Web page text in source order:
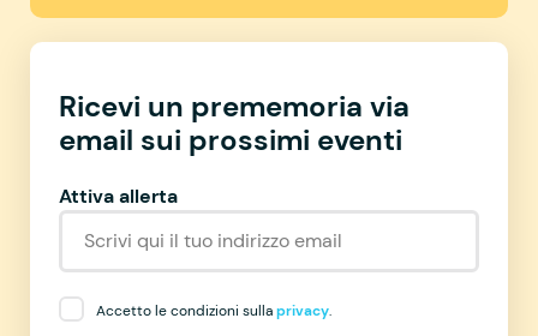
Ricevi un prememoria via
email sui prossimi eventi
Attiva allerta
Accetto le condizioni sullaprivacy.